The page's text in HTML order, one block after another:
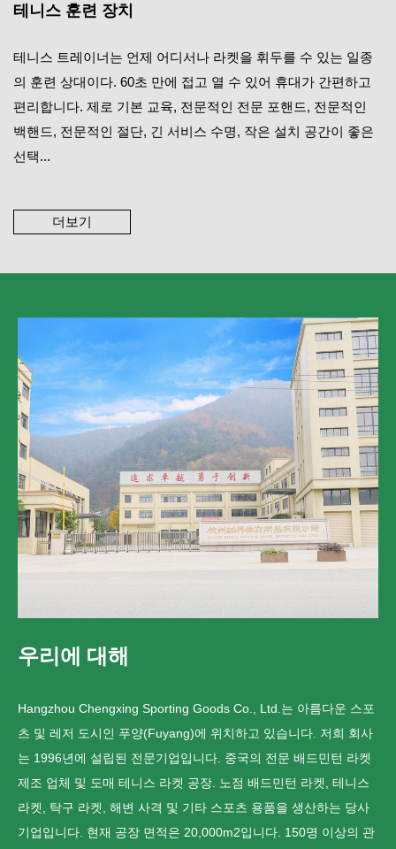
테니스 훈련 장치
테니스 트레이너는 언제 어디서나 라켓을 휘두를 수 있는 일종
의 훈련 상대이다. 60초 만에 접고 열 수 있어 휴대가 간편하고
편리합니다. 제로 기본 교육, 전문적인 전문 포핸드, 전문적인
백핸드, 전문적인 절단, 긴 서비스 수명, 작은 설치 공간이 좋은
선택...
더보기
우리에 대해
Hangzhou Chengxing Sporting Goods Co., Ltd.는 아름다운 스포
츠 및 레저 도시인 푸양(Fuyang)에 위치하고 있습니다. 저희 회사
는 1996년에 설립된 전문기업입니다. 중국의 전문 배드민턴 라켓
제조 업체 및 도매 테니스 라켓 공장. 노점 배드민턴 라켓, 테니스
라켓, 탁구 라켓, 해변 사격 및 기타 스포츠 용품을 생산하는 당사
기업입니다. 현재 공장 면적은 20,000m2입니다. 150명 이상의 관